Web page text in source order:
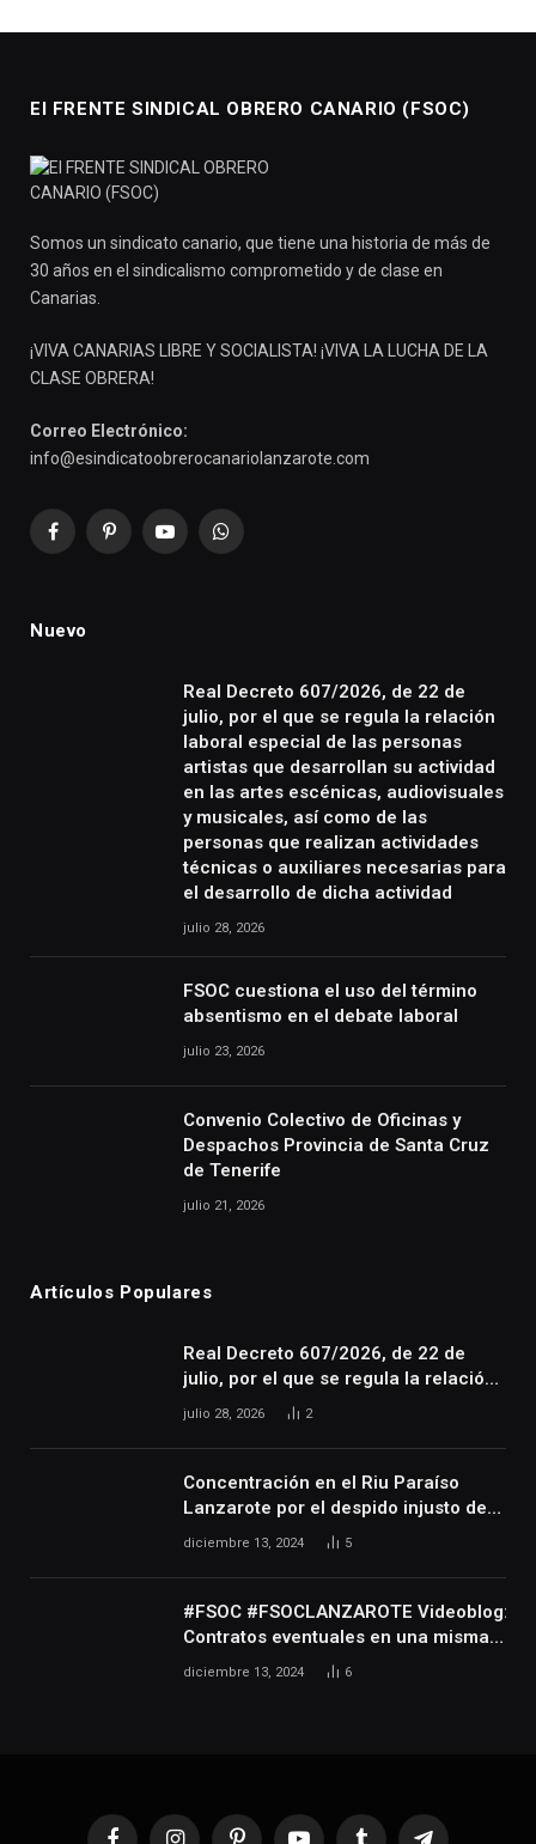
El FRENTE SINDICAL OBRERO CANARIO (FSOC)
Somos un sindicato canario, que tiene una historia de más de
30 años en el sindicalismo comprometido y de clase en
Canarias.
¡VIVA CANARIAS LIBRE Y SOCIALISTA! ¡VIVA LA LUCHA DE LA
CLASE OBRERA!
Correo Electrónico:
info@esindicatoobrerocanariolanzarote.com
FacebookPinterestYouTubeWhatsApp
Nuevo
Real Decreto 607/2026, de 22 de
julio, por el que se regula la relación
laboral especial de las personas
artistas que desarrollan su actividad
en las artes escénicas, audiovisuales
y musicales, así como de las
personas que realizan actividades
técnicas o auxiliares necesarias para
el desarrollo de dicha actividad
julio 28, 2026
FSOC cuestiona el uso del término
absentismo en el debate laboral
julio 23, 2026
Convenio Colectivo de Oficinas y
Despachos Provincia de Santa Cruz
de Tenerife
julio 21, 2026
Artículos Populares
Real Decreto 607/2026, de 22 de
julio, por el que se regula la relación
laboral especial de las personas
en las artes escénicas, audiovisuales
y musicales, así como de las
personas que realizan actividades
el desarrollo de dicha actividad
julio 28, 2026 2
Concentración en el Riu Paraíso
Lanzarote por el despido injusto de
la trabajadora Katerine
diciembre 13, 2024 5
#FSOC #FSOCLANZAROTE Videoblog:
Contratos eventuales en una misma
empresa durante varios años
diciembre 13, 2024 6